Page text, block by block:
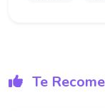
Te